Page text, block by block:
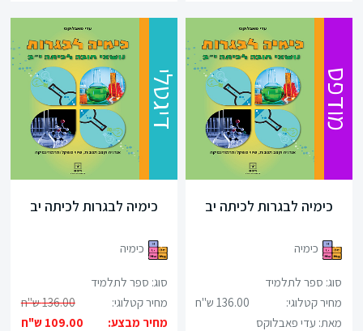
מודפס
כימיה לבגרות לכיתה יב
כימיה
סוג: ספר לתלמיד
מחיר קטלוגי:
136.00 ש"ח
מאת: עדי פאבלוקס
דיגטלי
כימיה לבגרות לכיתה יב
כימיה
סוג: ספר לתלמיד
מחיר קטלוגי:
136.00 ש"ח
מחיר מבצע:
109.00 ש"ח